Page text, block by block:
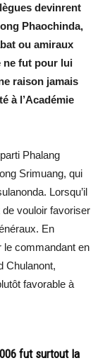
devinrent
Phaochinda,
ou amiraux
ne fut pour lui
raison jamais
à l’Académie
Phalang
Srimuang, qui
Lorsqu’il
vouloir favoriser
En
le commandant en
Chulanont,
favorable à
fut surtout la